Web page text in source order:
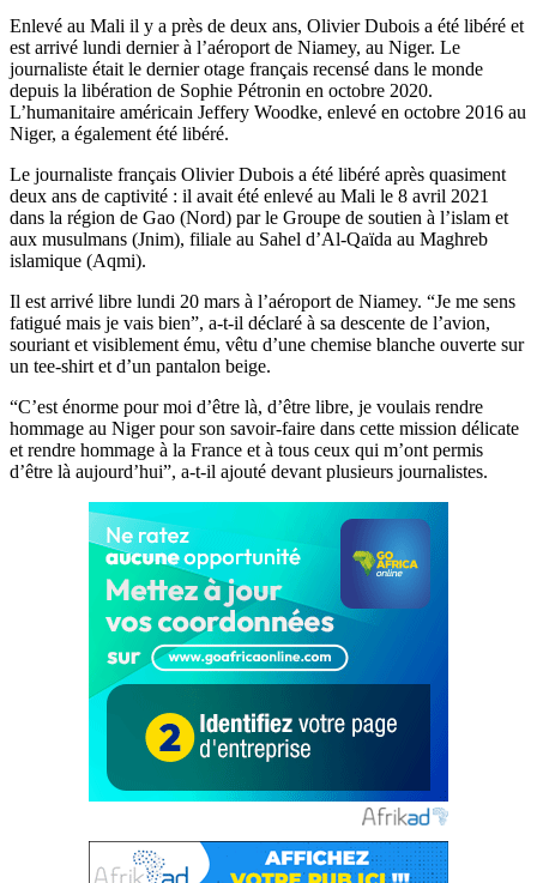
Enlevé au Mali il y a près de deux ans, Olivier Dubois a été libéré et
est arrivé lundi dernier à l’aéroport de Niamey, au Niger. Le
journaliste était le dernier otage français recensé dans le monde
depuis la libération de Sophie Pétronin en octobre 2020.
L’humanitaire américain Jeffery Woodke, enlevé en octobre 2016 au
Niger, a également été libéré.
Le journaliste français Olivier Dubois a été libéré après quasiment
deux ans de captivité : il avait été enlevé au Mali le 8 avril 2021
dans la région de Gao (Nord) par le Groupe de soutien à l’islam et
aux musulmans (Jnim), filiale au Sahel d’Al-Qaïda au Maghreb
islamique (Aqmi).
Il est arrivé libre lundi 20 mars à l’aéroport de Niamey. “Je me sens
fatigué mais je vais bien”, a-t-il déclaré à sa descente de l’avion,
souriant et visiblement ému, vêtu d’une chemise blanche ouverte sur
un tee-shirt et d’un pantalon beige.
“C’est énorme pour moi d’être là, d’être libre, je voulais rendre
hommage au Niger pour son savoir-faire dans cette mission délicate
et rendre hommage à la France et à tous ceux qui m’ont permis
d’être là aujourd’hui”, a-t-il ajouté devant plusieurs journalistes.